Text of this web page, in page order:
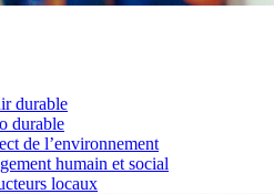
durable
durable
de l’environnement
humain et social
locaux